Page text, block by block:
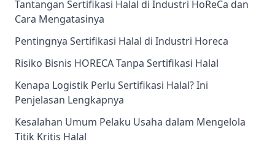
Tantangan Sertifikasi Halal di Industri HoReCa dan
Cara Mengatasinya
Pentingnya Sertifikasi Halal di Industri Horeca
Risiko Bisnis HORECA Tanpa Sertifikasi Halal
Kenapa Logistik Perlu Sertifikasi Halal? Ini
Penjelasan Lengkapnya
Kesalahan Umum Pelaku Usaha dalam Mengelola
Titik Kritis Halal